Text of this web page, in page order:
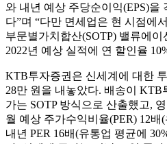
와 내년 예상 주당순이익(EPS)을
다”며 “다만 면세업은 현 시점에
부문별가치합산(SOTP) 밸류에
2022년 예상 실적에 연 할인율
KTB투자증권은 신세계에 대한
28만 원을 내놓았다. 배송이 KTB
가는 SOTP 방식으로 산출했고,
월 예상 주가수익비율(PER) 12
내년 PER 16배(유통업 평균에